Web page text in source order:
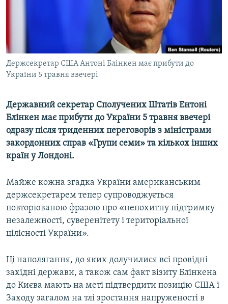
УКРАЇНСЬКА ПРОБЛЕМА КРИМУ
ІНФОГРАФІКА
ДОЛУЧАЙСЯ!
Усі сайти RFE/RL
Держсекретар США Антоні Блінкен має прибути до
України 5 травня ввечері
Державний секретар Сполучених Штатів Ентоні
Блінкен має прибути до України 5 травня ввечері
одразу після триденних переговорів з міністрами
закордонних справ «Групи семи» та кількох інших
країн у Лондоні.
Майже кожна згадка України американським
держсекретарем тепер супроводжується
повторюваною фразою про «непохитну підтримку
незалежності, суверенітету і територіальної
цілісності України».
Ці наполягання, до яких долучилися всі провідні
західні держави, а також сам факт візиту Блінкена
до Києва мають на меті підтвердити позицію США і
Заходу загалом на тлі зростання напруженості в